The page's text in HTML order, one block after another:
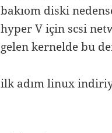
bakıom diski
hyper V için scsi
gelen kernelde bu
ilk adım linux